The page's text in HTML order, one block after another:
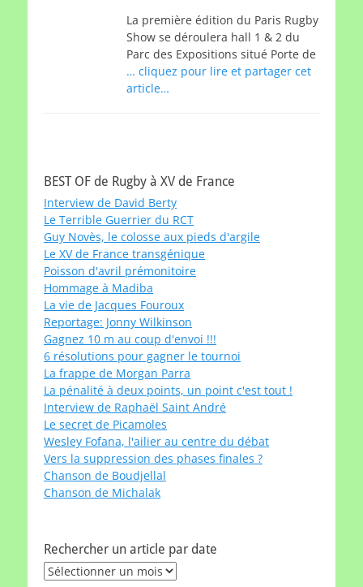
La première édition du Paris Rugby
Show se déroulera hall 1 & 2 du
Parc des Expositions situé Porte de
… cliquez pour lire et partager cet
article…
BEST OF de Rugby à XV de France
Interview de David Berty
Le Terrible Guerrier du RCT
Guy Novès, le colosse aux pieds d'argile
Le XV de France transgénique
Poisson d'avril prémonitoire
Hommage à Madiba
La vie de Jacques Fouroux
Reportage: Jonny Wilkinson
Gagnez 10 m au coup d'envoi !!!
6 résolutions pour gagner le tournoi
La frappe de Morgan Parra
La pénalité à deux points, un point c'est tout !
Interview de Raphaël Saint André
Le secret de Picamoles
Wesley Fofana, l'ailier au centre du débat
Vers la suppression des phases finales ?
Chanson de Boudjellal
Chanson de Michalak
Rechercher un article par date
Rechercher